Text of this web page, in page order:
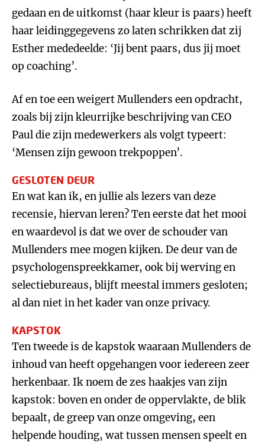
gedaan en de uitkomst (haar kleur is paars) heeft
haar leidinggegevens zo laten schrikken dat zij
Esther mededeelde: ‘Jij bent paars, dus jij moet
op coaching’.
Af en toe een weigert Mullenders een opdracht,
zoals bij zijn kleurrijke beschrijving van CEO
Paul die zijn medewerkers als volgt typeert:
‘Mensen zijn gewoon trekpoppen’.
GESLOTEN DEUR
En wat kan ik, en jullie als lezers van deze
recensie, hiervan leren? Ten eerste dat het mooi
en waardevol is dat we over de schouder van
Mullenders mee mogen kijken. De deur van de
psychologenspreekkamer, ook bij werving en
selectiebureaus, blijft meestal immers gesloten;
al dan niet in het kader van onze privacy.
KAPSTOK
Ten tweede is de kapstok waaraan Mullenders de
inhoud van heeft opgehangen voor iedereen zeer
herkenbaar. Ik noem de zes haakjes van zijn
kapstok: boven en onder de oppervlakte, de blik
bepaalt, de greep van onze omgeving, een
helpende houding, wat tussen mensen speelt en